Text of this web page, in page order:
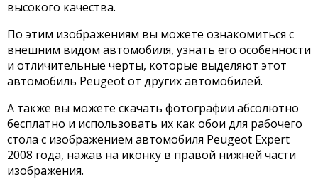
высокого качества.
По этим изображениям вы можете ознакомиться с
внешним видом автомобиля, узнать его особенности
и отличительные черты, которые выделяют этот
автомобиль Peugeot от других автомобилей.
А также вы можете скачать фотографии абсолютно
бесплатно и использовать их как обои для рабочего
стола с изображением автомобиля Peugeot Expert
2008 года, нажав на иконку в правой нижней части
изображения.